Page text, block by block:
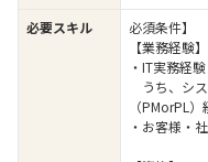
必要スキル
必須条件】
【業務経験】
・IT実務経
うち、シ
（PMorPL
・お客様・